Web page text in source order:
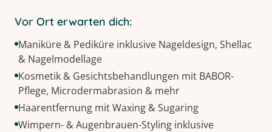
Vor Ort erwarten dich:
Maniküre & Pediküre inklusive Nageldesign, Shellac
& Nagelmodellage
Kosmetik & Gesichtsbehandlungen mit BABOR-
Pflege, Microdermabrasion & mehr
Haarentfernung mit Waxing & Sugaring
Wimpern- & Augenbrauen-Styling inklusive